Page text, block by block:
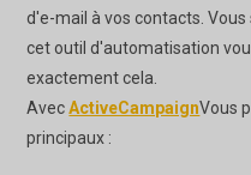
d'e-mail à vos contacts.
cet outil d'automatisation
exactement cela.
AvecActiveCampaignVous
principaux :